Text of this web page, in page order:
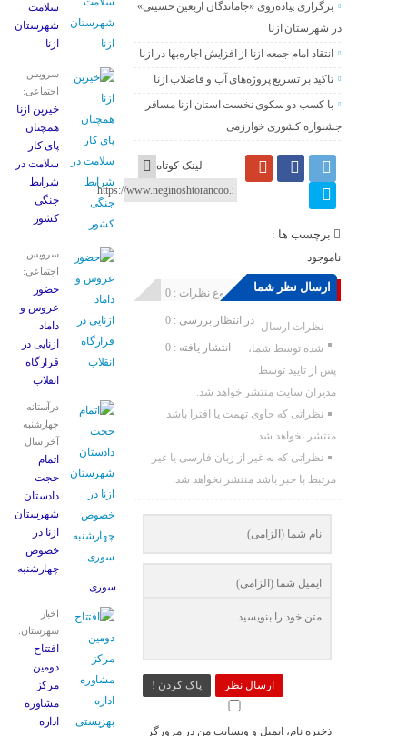
برگزاری پیاده‌روی «جاماندگان اربعین حسینی»
در شهرستان ازنا
انتقاد امام جمعه ازنا از افزایش اجاره‌بها در ازنا
تاکید بر تسریع پروژه‌های آب و فاضلاب ازنا
با کسب دو سکوی نخست استان ازنا مسافر
جشنواره کشوری خوارزمی
لینک کوتاه
برچسب ها :
ناموجود
ارسال نظر شما مجموع نظرات : 0
در انتظار بررسی : 0
انتشار یافته : 0
نظرات ارسال
شده توسط شما،
پس از تایید توسط
مدیران سایت منتشر خواهد شد.
نظراتی که حاوی تهمت یا افترا باشد
منتشر نخواهد شد.
نظراتی که به غیر از زبان فارسی یا غیر
مرتبط با خبر باشد منتشر نخواهد شد.
ارسال نظر پاک کردن !
ذخیره نام، ایمیل و وبسایت من در مرورگر
سلامت
شهرستان
ازنا
سرویس
اجتماعی:
خیرین ازنا
همچنان
پای کار
سلامت در
شرایط
جنگی
کشور
سرویس
اجتماعی:
حضور
عروس و
داماد
ازنایی در
قرارگاه
انقلاب
درآستانه
چهارشنبه
آخر سال
اتمام
حجت
دادستان
شهرستان
ازنا در
خصوص
چهارشنبه
‌سوری
اخبار
شهرستان:
افتتاح
دومین
مرکز
مشاوره
اداره